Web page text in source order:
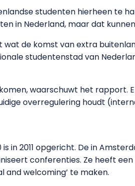
studenten hierheen te
in Nederland, maar dat
de komst van extra
studentenstad van
waarschuwt het rapport.
overregulering houdt
in 2011 opgericht. De in
conferenties. Ze heeft
and welcoming’ te maken.